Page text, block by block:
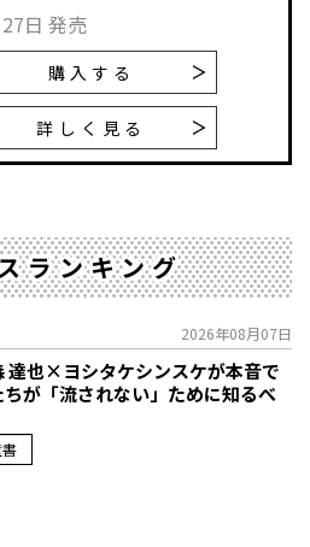
日 発売
購入する
詳しく見る
ランキング
2026年08月07日
達也×ヨシタケシンスケが本音で
が「流されない」ために知るべ